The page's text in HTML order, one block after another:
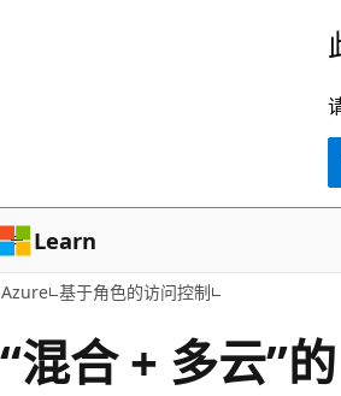
容
Learn
Azure 基于角色的访问控制
“混合 + 多云”